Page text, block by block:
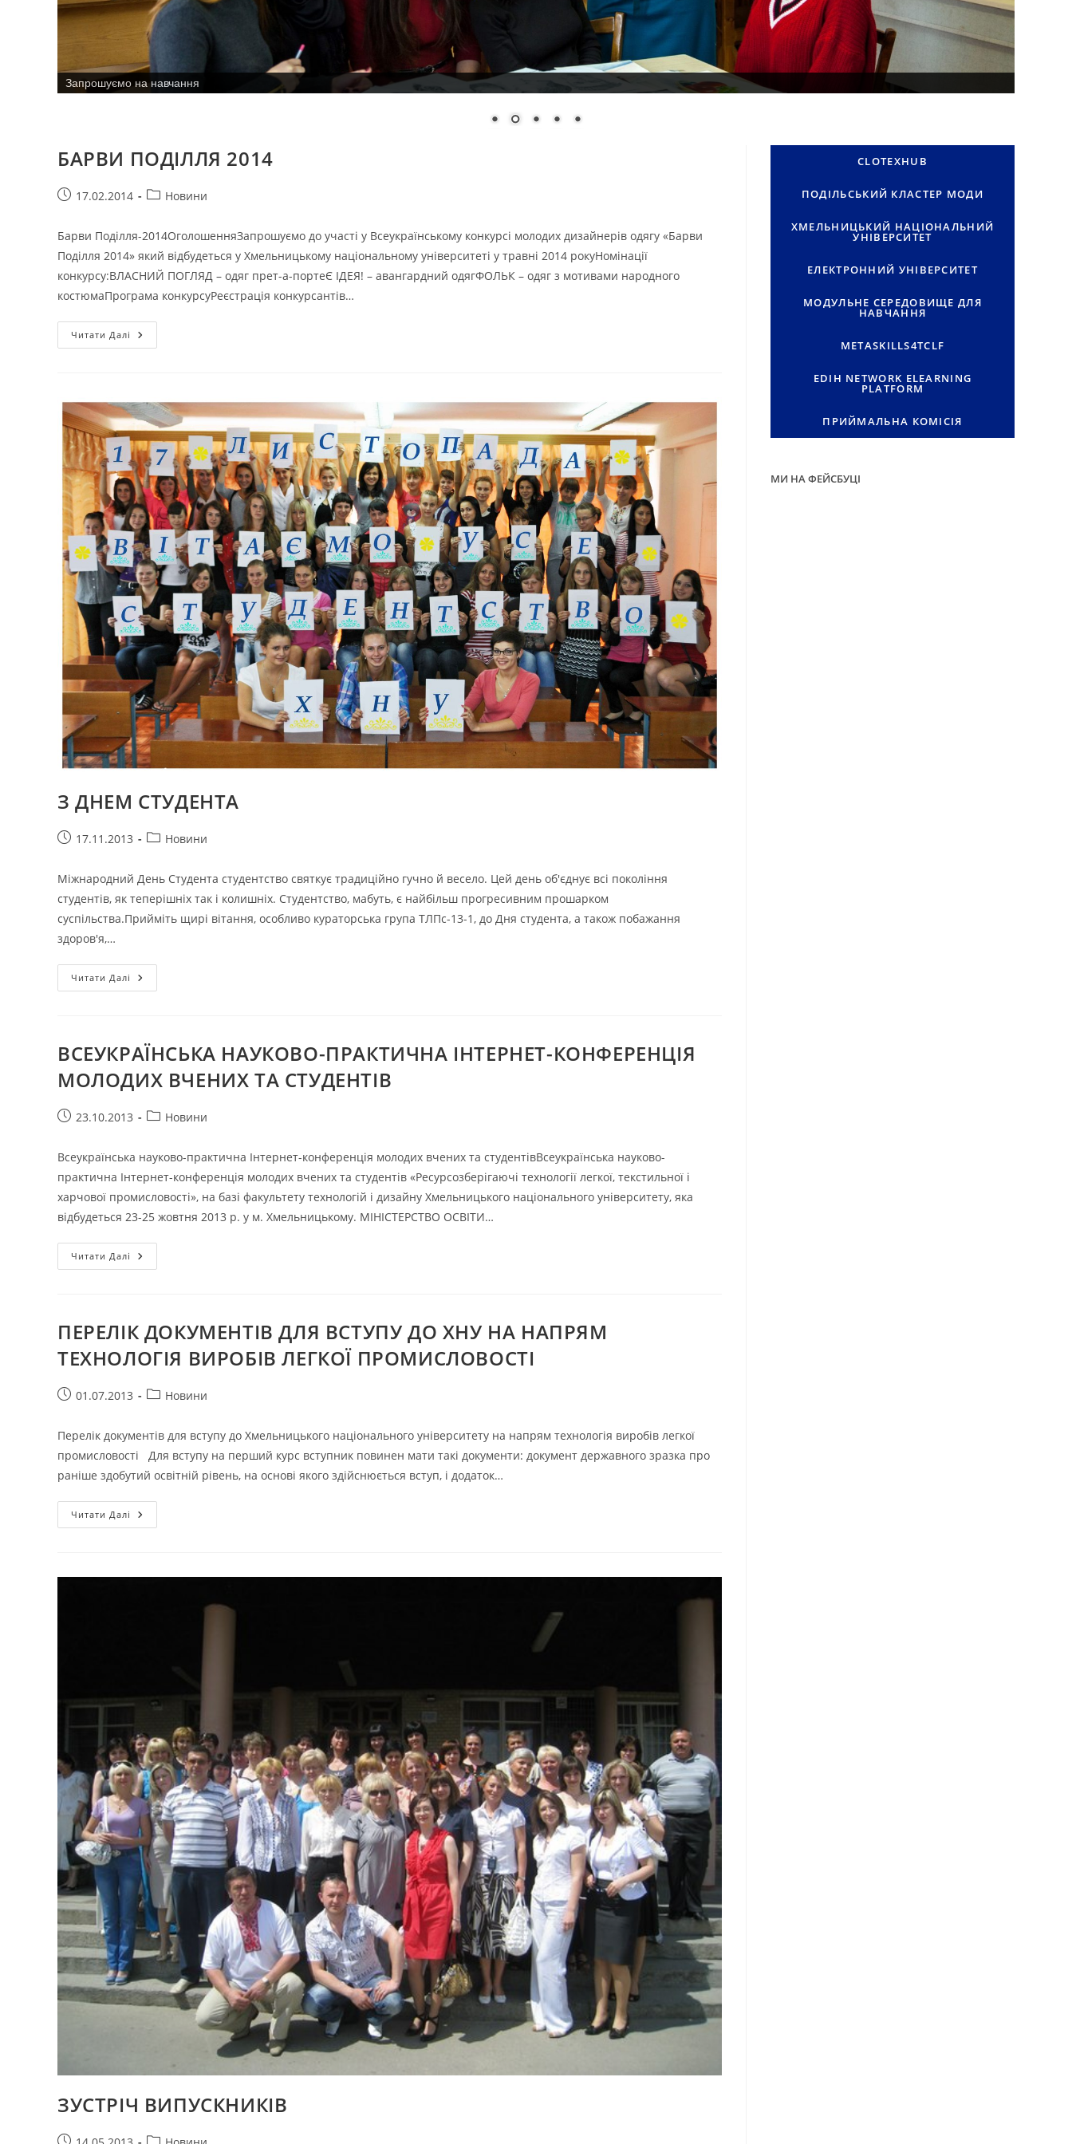
Методичне забезпечення
БАРВИ ПОДІЛЛЯ 2014
Запис17.02.2014
Категорія
Новини
Барви Поділля-2014ОголошенняЗапрошуємо до участі у Всеукраїнському конкурсі молодих дизайнерів одягу «Барви
Поділля 2014» який відбудеться у Хмельницькому національному університеті у травні 2014 рокуНомінації
конкурсу:ВЛАСНИЙ ПОГЛЯД – одяг прет-а-портеЄ ІДЕЯ! – авангардний одягФОЛЬК – одяг з мотивами народного
костюмаПрограма конкурсуРеєстрація конкурсантів…
Читати Далі БАРВИ
ПОДІЛЛЯ
З ДНЕМ СТУДЕНТА
Запис17.11.2013
Категорія
Новини
Міжнародний День Студента студентство святкує традиційно гучно й весело. Цей день об'єднує всі покоління
студентів, як теперішніх так і колишніх. Студентство, мабуть, є найбільш прогресивним прошарком
суспільства.Прийміть щирі вітання, особливо кураторська група ТЛПс-13-1, до Дня студента, а також побажання
здоров'я,…
Читати Далі
ДНЕМ
ВСЕУКРАЇНСЬКА НАУКОВО-ПРАКТИЧНА ІНТЕРНЕТ-КОНФЕРЕНЦІЯ
МОЛОДИХ ВЧЕНИХ ТА СТУДЕНТІВ
Запис23.10.2013
Категорія
Новини
Всеукраїнська науково-практична Інтернет-конференція молодих вчених та студентівВсеукраїнська науково-
практична Інтернет-конференція молодих вчених та студентів «Ресурсозберігаючі технології легкої, текстильної і
харчової промисловості», на базі факультету технологій і дизайну Хмельницького національного університету, яка
відбудеться 23-25 жовтня 2013 р. у м. Хмельницькому. МІНІСТЕРСТВО ОСВІТИ…
Читати Далі ВСЕУКРАЇНСЬКА
НАУКОВО-
ВЧЕНИХ
ТА
СТУДЕНТІВ
ПЕРЕЛІК ДОКУМЕНТІВ ДЛЯ ВСТУПУ ДО ХНУ НА НАПРЯМ
ТЕХНОЛОГІЯ ВИРОБІВ ЛЕГКОЇ ПРОМИСЛОВОСТІ
Запис01.07.2013
Категорія
Новини
Перелік документів для вступу до Хмельницького національного університету на напрям технологія виробів легкої
промисловості Для вступу на перший курс вступник повинен мати такі документи: документ державного зразка про
раніше здобутий освітній рівень, на основі якого здійснюється вступ, і додаток…
Читати Далі ПЕРЕЛІК
ДОКУМЕНТІВ
НА
ТЕХНОЛОГІЯ
ЗУСТРІЧ ВИПУСКНИКІВ
Запис
Категорія
CLOTEXHUB
ПОДІЛЬСЬКИЙ КЛАСТЕР МОДИ
ХМЕЛЬНИЦЬКИЙ НАЦІОНАЛЬНИЙ
УНІВЕРСИТЕТ
ЕЛЕКТРОННИЙ УНІВЕРСИТЕТ
МОДУЛЬНЕ СЕРЕДОВИЩЕ ДЛЯ
НАВЧАННЯ
METASKILLS4TCLF
EDIH NETWORK ELEARNING
PLATFORM
ПРИЙМАЛЬНА КОМІСІЯ
МИ НА ФЕЙСБУЦІ